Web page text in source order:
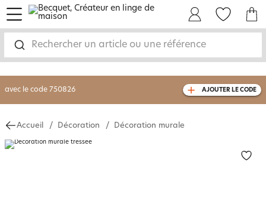
Rechercher un article ou une référence
menu
-30% sur votre commandedès 2 articles
livraison GRATUITEdès 110€ d'achat
avec le code 750826 AJOUTER LE CODE
Accueil Décoration Décoration murale